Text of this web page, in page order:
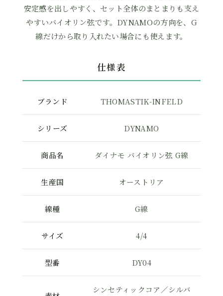
安定感を出しやすく、セット全体のまとまりも支え
やすいバイオリン弦です。DYNAMOの方向を、G
線だけから取り入れたい場合にも使えます。
仕様表
ブランド THOMASTIK-INFELD
シリーズ DYNAMO
商品名 ダイナモ バイオリン弦 G線
生産国 オーストリア
線種 G線
サイズ 4/4
型番 DY04
シンセティックコア／シルバ